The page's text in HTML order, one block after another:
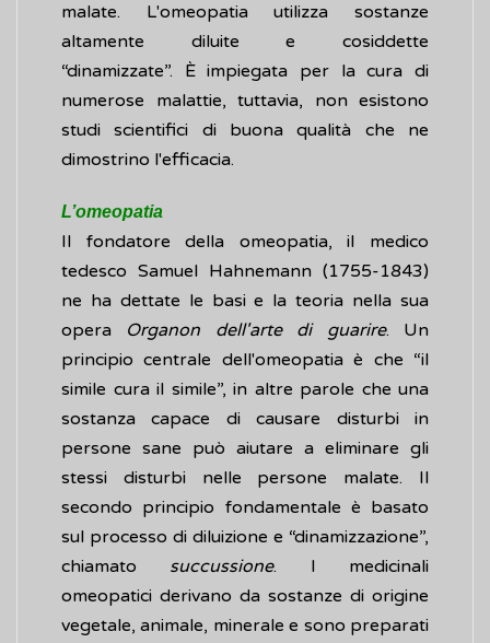
malate. L'omeopatia utilizza sostanze
altamente diluite e cosiddette
“dinamizzate”. È impiegata per la cura di
numerose malattie, tuttavia, non esistono
studi scientifici di buona qualità che ne
dimostrino l'efficacia.
L’omeopatia
Il fondatore della omeopatia, il medico
tedesco Samuel Hahnemann (1755-1843)
ne ha dettate le basi e la teoria nella sua
opera Organon dell'arte di guarire. Un
principio centrale dell'omeopatia è che “il
simile cura il simile”, in altre parole che una
sostanza capace di causare disturbi in
persone sane può aiutare a eliminare gli
stessi disturbi nelle persone malate. Il
secondo principio fondamentale è basato
sul processo di diluizione e “dinamizzazione”,
chiamato succussione. I medicinali
omeopatici derivano da sostanze di origine
vegetale, animale, minerale e sono preparati